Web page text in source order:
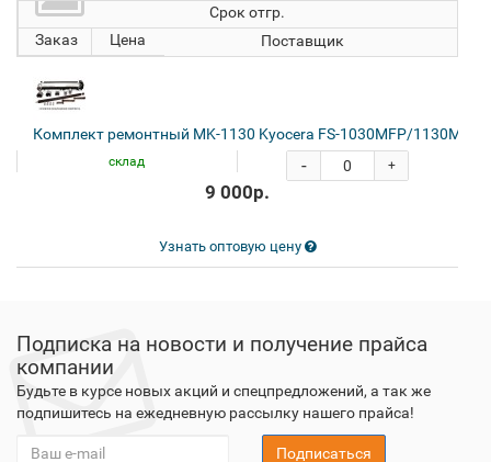
Срок отгр.
Заказ
Цена Поставщик
Комплект ремонтный MK-1130 Kyocera FS-1030MFP/1130MFP
склад +
-
9 000р.
Узнать оптовую цену
Подписка на новости и получение прайса
компании
Будьте в курсе новых акций и спецпредложений, а так же
подпишитесь на ежедневную рассылку нашего прайса!
Подписаться